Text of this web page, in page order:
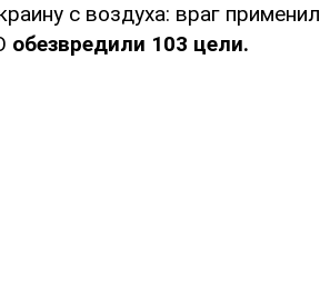
с воздуха: враг применил
обезвредили 103 цели.